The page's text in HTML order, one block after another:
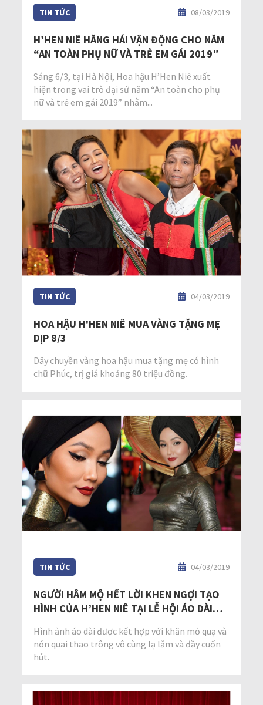
TIN TỨC 08/03/2019
H’HEN NIÊ HĂNG HÁI VẬN ĐỘNG CHO NĂM
“AN TOÀN PHỤ NỮ VÀ TRẺ EM GÁI 2019″
Sáng 6/3, tại Hà Nội, Hoa hậu H’Hen Niê xuất
hiện trong vai trò đại sứ năm “An toàn cho phụ
nữ và trẻ em gái 2019” nhằm...
TIN TỨC 04/03/2019
HOA HẬU H'HEN NIÊ MUA VÀNG TẶNG MẸ
DỊP 8/3
Dây chuyền vàng hoa hậu mua tặng mẹ có hình
chữ Phúc, trị giá khoảng 80 triệu đồng.
TIN TỨC 04/03/2019
NGƯỜI HÂM MỘ HẾT LỜI KHEN NGỢI TẠO
HÌNH CỦA H’HEN NIÊ TẠI LỄ HỘI ÁO DÀI
Hình ảnh áo dài được kết hợp với khăn mỏ quạ và
nón quai thao trông vô cùng lạ lẫm và đầy cuốn
hút.